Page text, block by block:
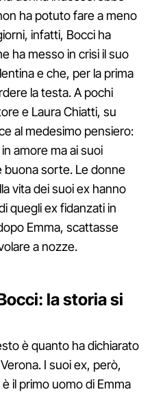
ha potuto fare a meno
infatti, Bocci ha
ha messo in crisi il suo
e che, per la prima
la testa. A pochi
e Laura Chiatti, su
al medesimo pensiero:
amore ma ai suoi
buona sorte. Le donne
vita dei suoi ex hanno
quegli ex fidanzati in
Emma, scattasse
a nozze.
la storia si
è quanto ha dichiarato
I suoi ex, però,
il primo uomo di Emma